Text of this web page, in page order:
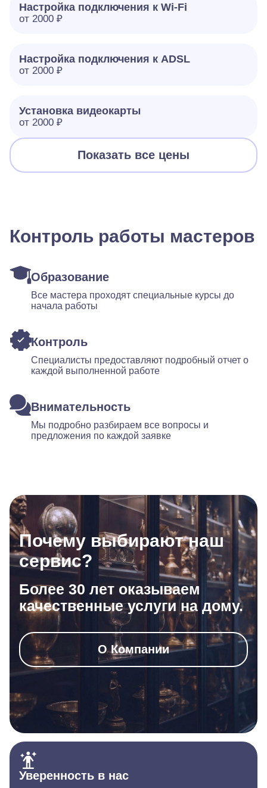
Настройка подключения к Wi-Fi
от 2000 ₽
Настройка подключения к ADSL
от 2000 ₽
Установка видеокарты
от 2000 ₽
Показать все цены
Контроль работы мастеров
Образование
Все мастера проходят специальные курсы до
начала работы
Контроль
Специалисты предоставляют подробный отчет о
каждой выполненной работе
Внимательность
Мы подробно разбираем все вопросы и
предложения по каждой заявке
Почему выбирают наш
сервис?
Более 30 лет оказываем
качественные услуги на дому.
О Компании
Уверенность в нас